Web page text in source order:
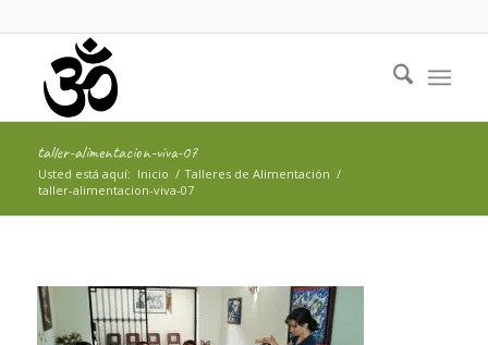
taller-alimentacion-viva-07
Usted está aquí: Inicio / Talleres de Alimentación /
taller-alimentacion-viva-07